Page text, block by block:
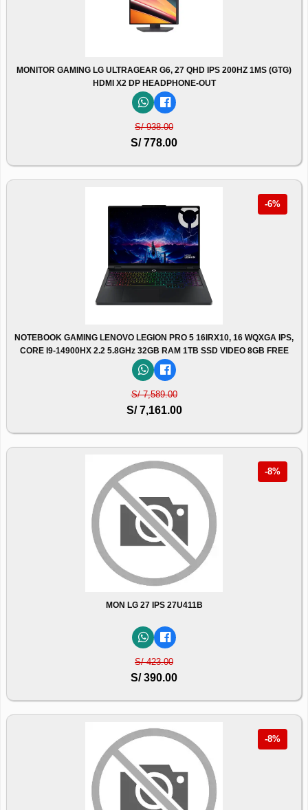
MONITOR GAMING LG ULTRAGEAR G6, 27 QHD IPS 200HZ 1MS (GTG)
HDMI X2 DP HEADPHONE-OUT
S/ 938.00
S/ 778.00
-6%
NOTEBOOK GAMING LENOVO LEGION PRO 5 16IRX10, 16 WQXGA IPS,
CORE I9-14900HX 2.2 5.8GHz 32GB RAM 1TB SSD VIDEO 8GB FREE
S/ 7,589.00
S/ 7,161.00
-8%
MON LG 27 IPS 27U411B
S/ 423.00
S/ 390.00
-8%